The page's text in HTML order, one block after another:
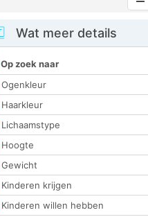
Wat meer details
Op zoek naar
Ogenkleur
Haarkleur
Lichaamstype
Hoogte
Gewicht
Kinderen krijgen
Kinderen willen hebben